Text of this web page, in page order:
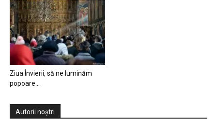
Ziua Învierii, să ne luminăm
popoare…
Autorii noștri